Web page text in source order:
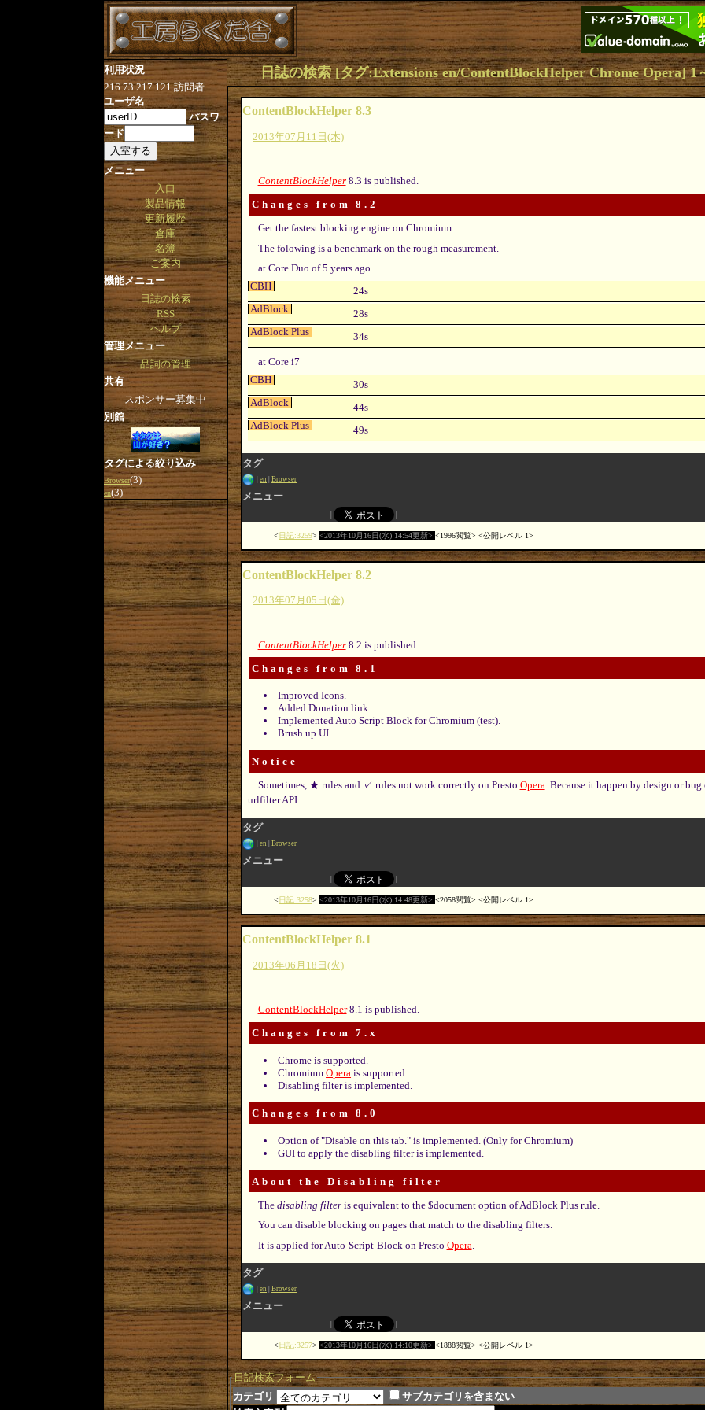
日誌の検索 [タグ:Extensions en/ContentBlockHelper Chrome Opera] 1
ContentBlockHelper 8.3
2013年07月11日(木)
ContentBlockHelper8.3 is published.
Changes from 8.2
Get the fastest blocking engine on Chromium.
The folowing is a benchmark on the rough measurement.
at Core Duo of 5 years ago
CBH
24s
AdBlock
28s
AdBlock Plus
34s
at Core i7
CBH
30s
AdBlock
44s
AdBlock Plus
49s
タグ
en Browser
メニュー
日記:3259 2013年10月16日(水) 14:54更新 1996閲覧 公開レベル 1
ContentBlockHelper 8.2
2013年07月05日(金)
ContentBlockHelper8.2 is published.
Changes from 8.1
Improved Icons.
Added Donation link.
Implemented Auto Script Block for Chromium (test).
Brush up UI.
Notice
Sometimes, ★ rules and ✓ rules not work correctly on Presto Opera. Because it happen by design or
urlfilter API.
タグ
en Browser
メニュー
日記:3258 2013年10月16日(水) 14:48更新 2058閲覧 公開レベル 1
ContentBlockHelper 8.1
2013年06月18日(火)
ContentBlockHelper8.1 is published.
Changes from 7.x
Chrome is supported.
ChromiumOpera is supported.
Disabling filter is implemented.
Changes from 8.0
Option of "Disable on this tab." is implemented. (Only for Chromium)
GUI to apply the disabling filter is implemented.
About the Disabling filter
The disabling filteris equivalent to the $document option of AdBlock Plus rule.
You can disable blocking on pages that match to the disabling filters.
It is applied for Auto-Script-Block on Presto Opera
タグ
en Browser
メニュー
日記:3257 2013年10月16日(水) 14:10更新 1888閲覧 公開レベル 1
日記検索フォーム
カテゴリ
サブカテゴリを含まない
利用状況
216.73.217.121訪問者
ユーザ名
パスワ
ード
メニュー
入口
製品情報
更新履歴
倉庫
名簿
ご案内
機能メニュー
日誌の検索
RSS
ヘルプ
管理メニュー
品詞の管理
共有
スポンサー募集中
別館
タグによる絞り込み
Browser(3)
en(3)